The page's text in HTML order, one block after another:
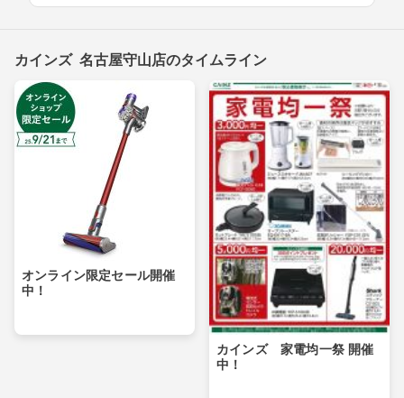
カインズ 名古屋守山店のタイムライン
オンライン限定セール開催
中！
カインズ 家電均一祭 開催
中！